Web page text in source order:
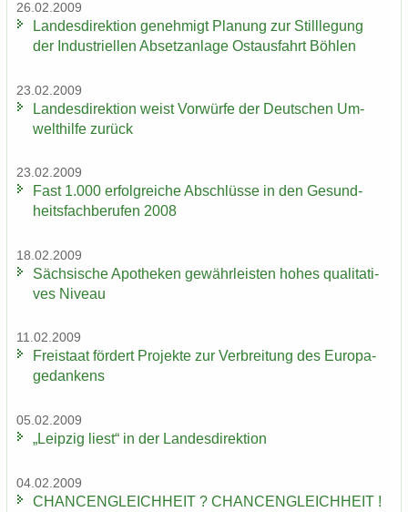
26.02.2009
Lan­des­di­rek­ti­on ge­neh­migt Pla­nung zur Still­le­gung
der In­dus­tri­el­len Ab­setz­an­la­ge Ost­aus­fahrt Böh­len
23.02.2009
Lan­des­di­rek­ti­on weist Vor­wür­fe der Deut­schen Um­
welt­hil­fe zu­rück
23.02.2009
Fast 1.000 er­folg­rei­che Ab­schlüs­se in den Ge­sund­
heits­fach­be­ru­fen 2008
18.02.2009
Säch­si­sche Apo­the­ken ge­währ­leis­ten hohes qua­li­ta­ti­
ves Ni­veau
11.02.2009
Frei­staat för­dert Pro­jek­te zur Ver­brei­tung des Eu­ro­pa­
ge­dan­kens
05.02.2009
„Leip­zig liest“ in der Lan­des­di­rek­ti­on
04.02.2009
CHAN­CEN­GLEICH­HEIT ? CHAN­CEN­GLEICH­HEIT !